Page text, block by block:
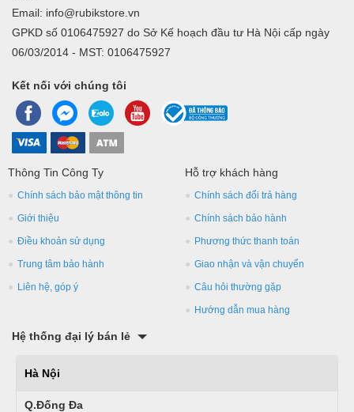
Email: info@rubikstore.vn
GPKD số 0106475927 do Sở Kế hoạch đầu tư Hà Nội cấp ngày
06/03/2014 - MST: 0106475927
Kết nối với chúng tôi
Thông Tin Công Ty
Chính sách bảo mật thông tin
Giới thiệu
Điều khoản sử dụng
Trung tâm bảo hành
Liên hệ, góp ý
Hỗ trợ khách hàng
Chính sách đổi trả hàng
Chính sách bảo hành
Phương thức thanh toán
Giao nhận và vận chuyển
Câu hỏi thường gặp
Hướng dẫn mua hàng
Hệ thống đại lý bán lẻ
Hà Nội
Q.Đống Đa